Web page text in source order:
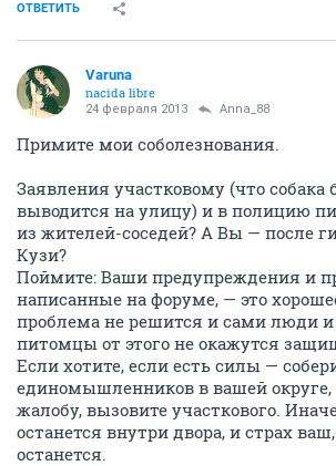
ОТВЕТИТЬ
Varuna
nacida libre
24 февраля 2013 Anna_88
Примите мои соболезнования.
Заявления участковому (что собака
выводится на улицу) и в полицию
из жителей-соседей? А Вы — после
Кузи?
Поймите: Ваши предупреждения и
написанные на форуме, — это
проблема не решится и сами люди
питомцы от этого не окажутся
Если хотите, если есть силы —
единомышленников в вашей
жалобу, вызовите участкового.
останется внутри двора, и страх
останется.